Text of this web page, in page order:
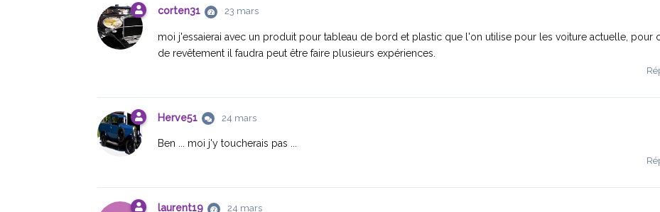
corten31 23 mars
moi j'essaierai avec un produit pour tableau de bord et plastic que l'on utilise pour les voiture actuelle, pour
de revêtement il faudra peut être faire plusieurs expériences.
Herve51 24 mars
Ben ... moi j'y toucherais pas ...
laurent19 24 mars